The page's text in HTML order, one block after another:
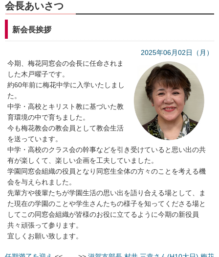
会長あいさつ
新会長挨拶
2025年06月02日（月）
今期、梅花同窓会の会長に任命されま
した木戸曜子です。
約60年前に梅花中学に入学いたしまし
た。
中学・高校とキリスト教に基づいた教
育環境の中で育ちました。
今も梅花教会の教会員として教会生活
を送っています。
中学・高校のクラス会の幹事などを引き受けていると思い出の共
有が楽しくて、楽しい企画を工夫していました。
学園同窓会組織の役員となり同窓生全体の方々のことを考える機
会を与えられました。
先輩方や後輩たちが学園生活の思い出を語り合える場として、ま
た現在の学園のことや学生さんたちの様子を知ってくださる場と
してこの同窓会組織が皆様のお役に立てるように今期の新役員
共々頑張って参ります。
宜しくお願い致します。